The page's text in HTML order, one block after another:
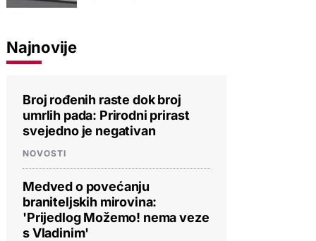
Najnovije
Broj rođenih raste dok broj
umrlih pada: Prirodni prirast
svejedno je negativan
NOVOSTI
Medved o povećanju
braniteljskih mirovina:
'Prijedlog Možemo! nema veze
s Vladinim'